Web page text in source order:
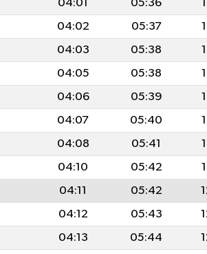
04:01 05:36
04:02 05:37
04:03 05:38
04:05 05:38
04:06 05:39
04:07 05:40
04:08 05:41
04:10 05:42
04:11 05:42
04:12 05:43
04:13 05:44